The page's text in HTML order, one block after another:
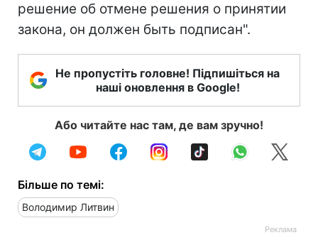
решение об отмене решения о принятии
закона, он должен быть подписан".
Не пропустіть головне! Підпишіться на
наші оновлення в Google!
Або читайте нас там, де вам зручно!
Більше по темі:
Володимир Литвин